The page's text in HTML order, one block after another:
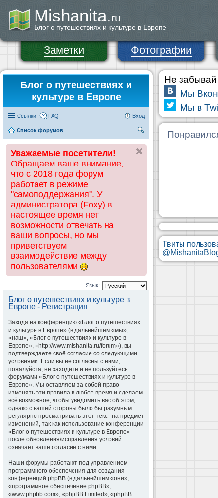
Mishanita.ru
Блог о путешествиях и культуре в Европе
Заметки Фотографии
Блог о путешествиях и
культуре в Европе
Ссылки FAQ Вход
Список форумов
ск
Уважаемые посетители!
Обращаем ваше внимание,
что с 2018 года форум
работает в режиме
"самоподдержания". У
администратора (Foxy) в
настоящее время нет
возможности отвечать на
ваши вопросы, но мы
приветствуем
взаимодействие между
пользователями
Язык:
Блог о путешествиях и культуре в
Европе - Регистрация
Заходя на конференцию «Блог о путешествиях
и культуре в Европе» (в дальнейшем «мы»,
«наш», «Блог о путешествиях и культуре в
Европе», «http://www.mishanita.ru/forum»), вы
подтверждаете своё согласие со следующими
условиями. Если вы не согласны с ними,
пожалуйста, не заходите и не пользуйтесь
форумами «Блог о путешествиях и культуре в
Европе». Мы оставляем за собой право
изменять эти правила в любое время и сделаем
всё возможное, чтобы уведомить вас об этом,
однако с вашей стороны было бы разумным
регулярно просматривать этот текст на предмет
изменений, так как использование конференции
«Блог о путешествиях и культуре в Европе»
после обновления/исправления условий
означает ваше согласие с ними.
Наши форумы работают под управлением
программного обеспечения для создания
конференций phpBB (в дальнейшем «они»,
«программное обеспечение phpBB»,
«www.phpbb.com», «phpBB Limited», «phpBB
Не забывай
Мы
Мы в
Твиты